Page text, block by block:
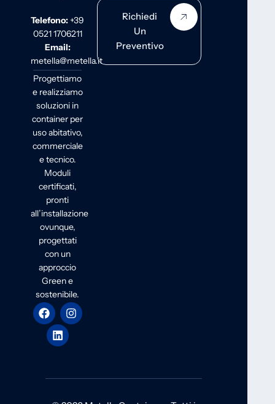
Telefono:+39
0521 1706211
Email:
metella@metella.it
Progettiamo
e realizziamo
soluzioni in
container per
uso abitativo,
commerciale
e tecnico.
Moduli
certificati,
pronti
all’installazione
ovunque,
progettati
con un
approccio
Green e
sostenibile.
Richiedi
Un
Preventivo